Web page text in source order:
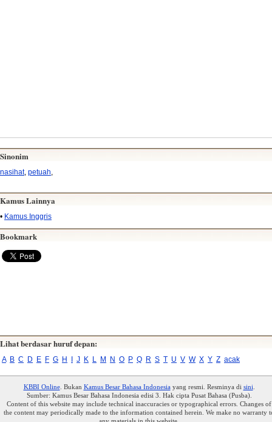
Sinonim
nasihat, petuah
Kamus Lainnya
• Kamus Inggris
Bookmark
Lihat berdasar huruf depan:
A B C D E F G H J K L M N O P Q R S T U V W X Y Z acak
KBBI Online. Bukan Kamus Besar Bahasa Indonesiayang resmi. Resminya di sini
Sumber: Kamus Besar Bahasa Indonesia edisi 3. Hak cipta Pusat Bahasa (Pusba).
Content of this website may include technical inaccuracies or typographical errors. Changes of
the content may periodically made to the information contained herein. We make no warranty